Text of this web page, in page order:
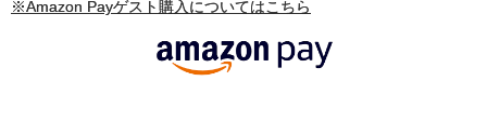
※Amazon Payゲスト購入についてはこちら